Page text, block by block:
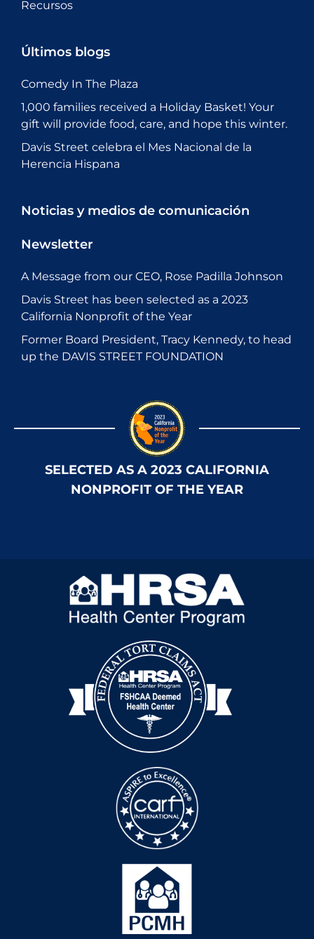
Recursos
Últimos blogs
Comedy In The Plaza
1,000 families received a Holiday Basket! Your
gift will provide food, care, and hope this winter.
Davis Street celebra el Mes Nacional de la
Herencia Hispana
Noticias y medios de comunicación
Newsletter
A Message from our CEO, Rose Padilla Johnson
Davis Street has been selected as a 2023
California Nonprofit of the Year
Former Board President, Tracy Kennedy, to head
up the DAVIS STREET FOUNDATION
SELECTED AS A 2023 CALIFORNIA
NONPROFIT OF THE YEAR